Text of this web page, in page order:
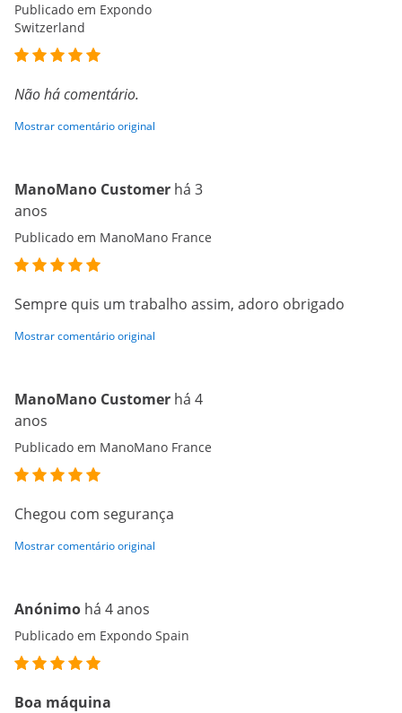
Publicado em Expondo
Switzerland
Não há comentário.
Mostrar comentário original
ManoMano Customer há 3
anos
Publicado em ManoMano France
Sempre quis um trabalho assim, adoro obrigado
Mostrar comentário original
ManoMano Customer há 4
anos
Publicado em ManoMano France
Chegou com segurança
Mostrar comentário original
Anónimo há 4 anos
Publicado em Expondo Spain
Boa máquina